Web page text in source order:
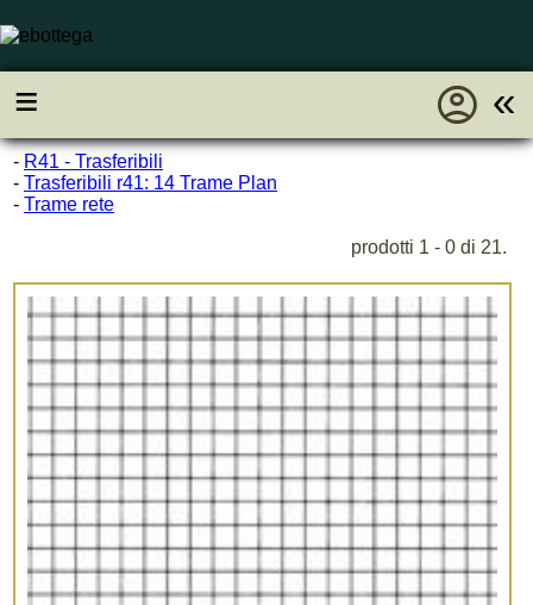
≡ «
account_circle
- R41 - Trasferibili
- Trasferibili r41: 14 Trame Plan
- Trame rete
prodotti 1 - 0 di 21.